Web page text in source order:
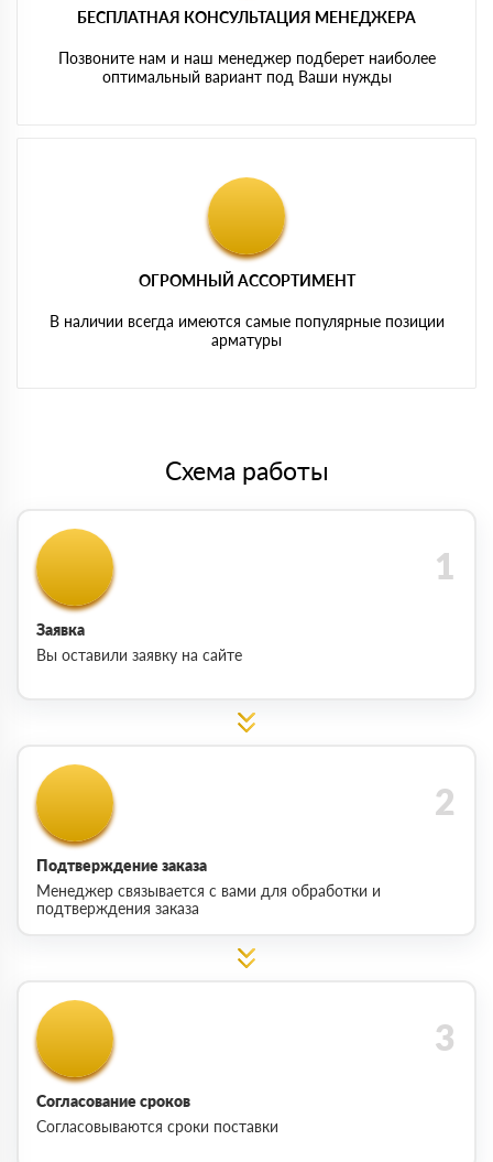
БЕСПЛАТНАЯ КОНСУЛЬТАЦИЯ МЕНЕДЖЕРА
Позвоните нам и наш менеджер подберет наиболее
оптимальный вариант под Ваши нужды
ОГРОМНЫЙ АССОРТИМЕНТ
В наличии всегда имеются самые популярные позиции
арматуры
Схема работы
Заявка
Вы оставили заявку на сайте
Подтверждение заказа
Менеджер связывается с вами для обработки и
подтверждения заказа
Согласование сроков
Согласовываются сроки поставки